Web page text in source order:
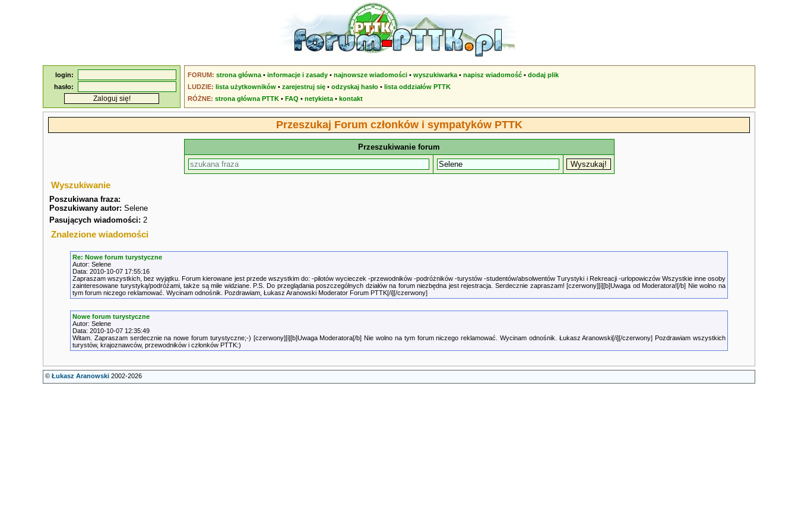
login:
hasło:
FORUM: strona główna • informacje i zasady • najnowsze wiadomości • wyszukiwarka • napisz wiadomość • dodaj plik
LUDZIE: lista użytkowników • zarejestruj się • odzyskaj hasło • lista oddziałów PTTK
RÓŻNE: strona główna PTTK • FAQ • netykieta • kontakt
Przeszukaj Forum członków i sympatyków PTTK
Przeszukiwanie forum
Wyszukiwanie
Poszukiwana fraza:
Poszukiwany autor: Selene
Pasujących wiadomości: 2
Znalezione wiadomości
Re: Nowe forum turystyczne
Autor: Selene
Data: 2010-10-07 17:55:16
Zapraszam wszystkich, bez wyjątku. Forum kierowane jest przede wszystkim do: -pilotów wycieczek -przewodników -podróżników -turystów -studentów/absolwentów Turystyki i Rekreacji -urlopowiczów Wszystkie inne osoby
zainteresowane turystyką/podróżami, także są mile widziane. P.S. Do przeglądania poszczególnych działów na forum niezbędna jest rejestracja. Serdecznie zapraszam! [czerwony][i][b]Uwaga od Moderatora![/b] Nie wolno na
tym forum niczego reklamować. Wycinam odnośnik. Pozdrawiam, Łukasz Aranowski Moderator Forum PTTK[/i][/czerwony]
Nowe forum turystyczne
Autor: Selene
Data: 2010-10-07 12:35:49
Witam. Zapraszam serdecznie na nowe forum turystyczne;-) [czerwony][i][b]Uwaga Moderatora[/b] Nie wolno na tym forum niczego reklamować. Wycinam odnośnik. Łukasz Aranowski[/i][/czerwony] Pozdrawiam wszystkich
turystów, krajoznawców, przewodników i członków PTTK:)
© Łukasz Aranowski 2002-2026